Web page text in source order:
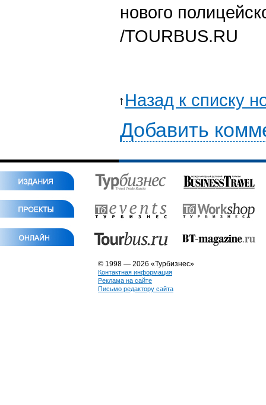
нового
/TOURBUS.RU
Назад к списку
Добавить
© 1998 — 2026 «Турбизнес»
Контактная информация
Реклама на сайте
Письмо редактору сайта